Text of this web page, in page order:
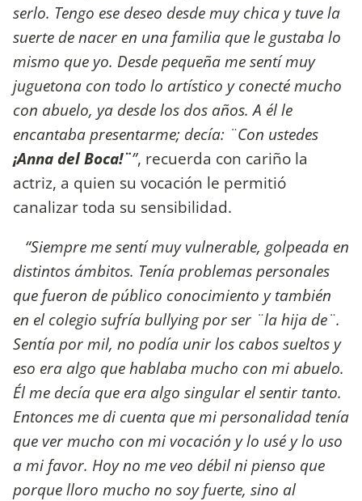
serlo. Tengo ese deseo desde muy chica y tuve la
suerte de nacer en una familia que le gustaba lo
mismo que yo. Desde pequeña me sentí muy
juguetona con todo lo artístico y conecté mucho
con abuelo, ya desde los dos años. A él le
encantaba presentarme; decía: ¨Con ustedes
¡Anna del Boca!¨”, recuerda con cariño la
actriz, a quien su vocación le permitió
canalizar toda su sensibilidad.
“Siempre me sentí muy vulnerable, golpeada en
distintos ámbitos. Tenía problemas personales
que fueron de público conocimiento y también
en el colegio sufría bullying por ser ¨la hija de¨.
Sentía por mil, no podía unir los cabos sueltos y
eso era algo que hablaba mucho con mi abuelo.
Él me decía que era algo singular el sentir tanto.
Entonces me di cuenta que mi personalidad tenía
que ver mucho con mi vocación y lo usé y lo uso
a mi favor. Hoy no me veo débil ni pienso que
porque lloro mucho no soy fuerte, sino al